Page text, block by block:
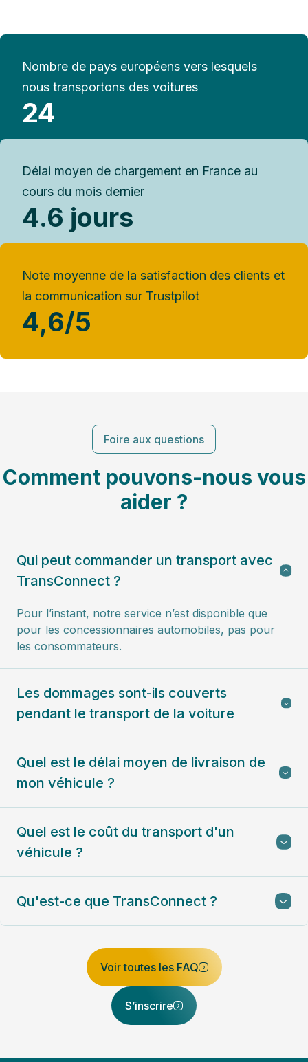
Nombre de pays européens vers lesquels
nous transportons des voitures
24
Délai moyen de chargement en France au
cours du mois dernier
4.6 jours
Note moyenne de la satisfaction des clients et
la communication sur Trustpilot
4,6/5
Foire aux questions
Comment pouvons-nous vous
aider ?
Qui peut commander un transport avec
TransConnect ?
Pour l’instant, notre service n’est disponible que
pour les concessionnaires automobiles, pas pour
les consommateurs.
Les dommages sont-ils couverts
pendant le transport de la voiture
Quel est le délai moyen de livraison de
mon véhicule ?
Quel est le coût du transport d'un
véhicule ?
Qu'est-ce que TransConnect ?
Voir toutes les FAQ
S’inscrire